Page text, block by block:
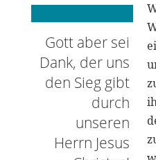
Gott aber sei
Dank, der uns
den Sieg gibt
durch
unseren
Herrn Jesus